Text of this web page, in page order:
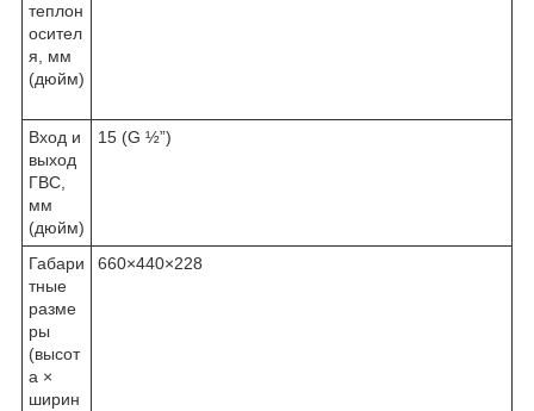
теплон
осител
я, мм
(дюйм)
Вход и
выход
ГВС,
мм
(дюйм)
15 (G ½”)
Габари
тные
разме
ры
(высот
а ×
ширин
660×440×228